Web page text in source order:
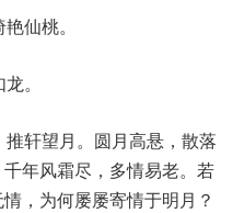
仙桃。
。
轩望月。圆月高悬，散落
年风霜尽，多情易老。若
，为何屡屡寄情于明月？